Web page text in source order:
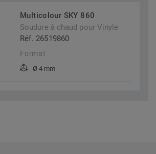
Multicolour SKY 860
Soudure à chaud pour Vinyle
Réf. 26519860
Format
Ø 4 mm